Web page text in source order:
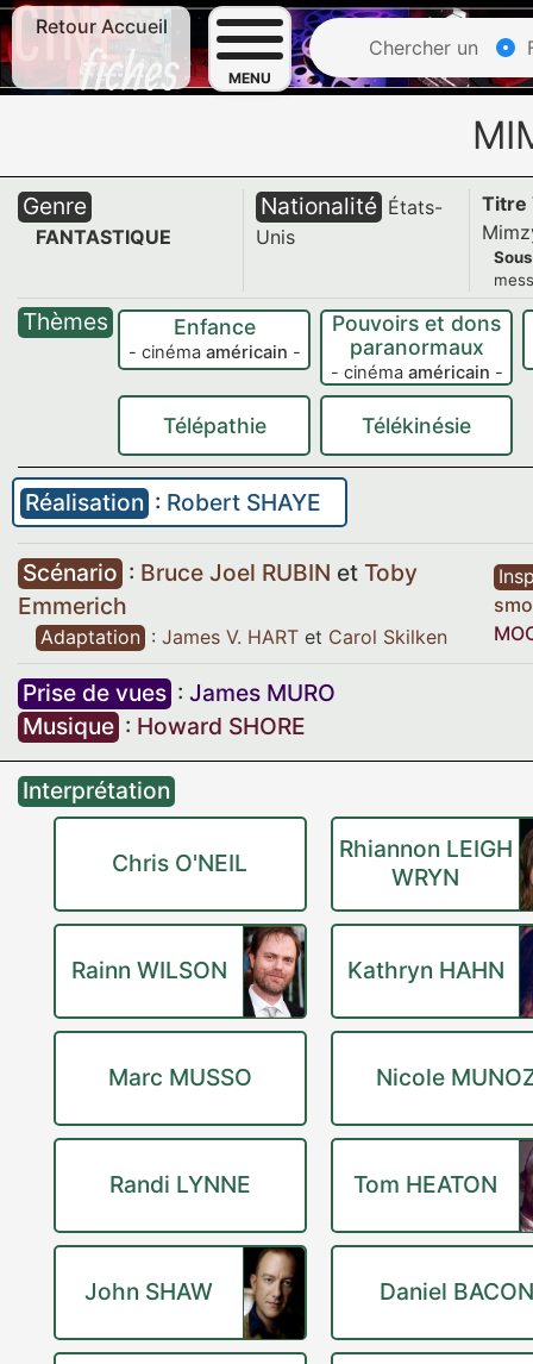
Retour Accueil
MENU
Chercher un
Genre
FANTASTIQUE
Nationalité États-
Unis
Titre
Thèmes Enfance
- cinéma américain -
Pouvoirs et dons
paranormaux
- cinéma américain -
Télépathie Télékinésie
Réalisation : Robert SHAYE
Scénario : Bruce Joel RUBIN et Toby
Emmerich
Adaptation : James V. HART et Carol Skilken
Prise de vues : James MURO
Musique : Howard SHORE
Interprétation
Chris O'NEIL
Rhiannon LEIGH
WRYN
Rainn WILSON Kathryn HAHN
Marc MUSSO Nicole
Randi LYNNE Tom HEATON
John SHAW Daniel BACON